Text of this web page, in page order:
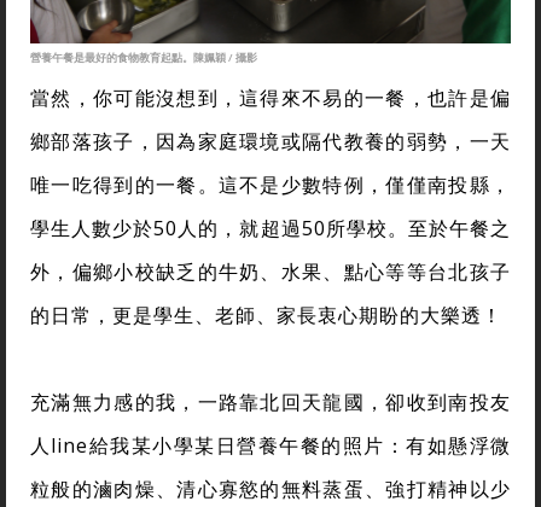
營養午餐是最好的食物教育起點。陳姵穎 / 攝影
當然，你可能沒想到，這得來不易的一餐，也許是偏
鄉部落孩子，因為家庭環境或隔代教養的弱勢，一天
唯一吃得到的一餐。這不是少數特例，僅僅南投縣，
學生人數少於50人的，就超過50所學校。至於午餐之
外，偏鄉小校缺乏的牛奶、水果、點心等等台北孩子
的日常，更是學生、老師、家長衷心期盼的大樂透！
充滿無力感的我，一路靠北回天龍國，卻收到南投友
人line給我某小學某日營養午餐的照片：有如懸浮微
粒般的滷肉燥、清心寡慾的無料蒸蛋、強打精神以少